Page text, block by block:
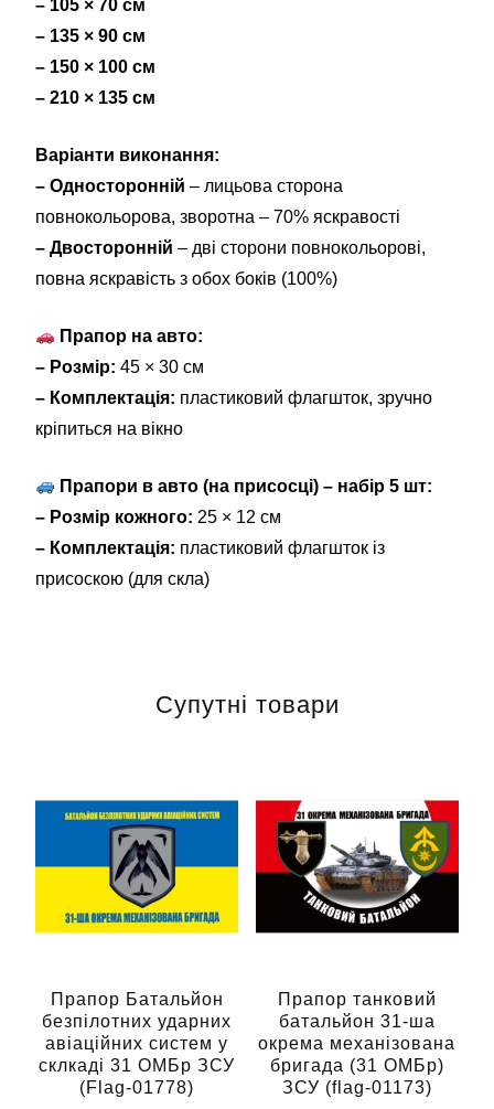
– 105 × 70 см
– 135 × 90 см
– 150 × 100 см
– 210 × 135 см
Варіанти виконання:
– Односторонній – лицьова сторона
повнокольорова, зворотна – 70% яскравості
– Двосторонній – дві сторони повнокольорові,
повна яскравість з обох боків (100%)
Прапор на авто:
– Розмір: 45 × 30 см
– Комплектація: пластиковий флагшток, зручно
кріпиться на вікно
Прапори в авто (на присосці) – набір 5 шт:
– Розмір кожного: 25 × 12 см
– Комплектація: пластиковий флагшток із
присоскою (для скла)
Супутні товари
Прапор Батальйон
безпілотних ударних
авіаційних систем у
склкаді 31 ОМБр ЗСУ
(Flag-01778)
Прапор танковий
батальйон 31-ша
окрема механізована
бригада (31 ОМБр)
ЗСУ (flag-01173)